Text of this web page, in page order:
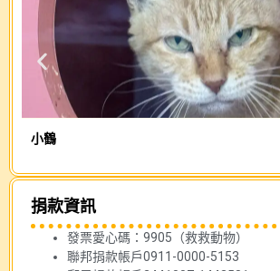
小鶴
捐款資訊
發票愛心碼：9905（救救動物）
聯邦捐款帳戶0911-0000-5153